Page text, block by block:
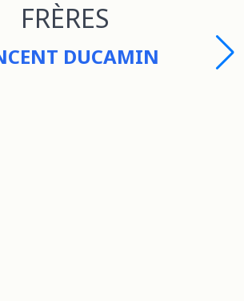
FRÈRES
DUCAMIN